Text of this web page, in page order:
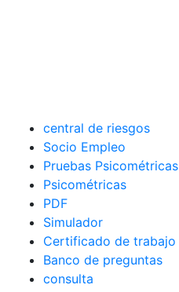
central de riesgos
Socio Empleo
Pruebas Psicométricas
Psicométricas
PDF
Simulador
Certificado de trabajo
Banco de preguntas
consulta